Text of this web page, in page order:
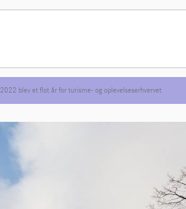
2022 blev et flot år for turisme- og oplevelseserhvervet